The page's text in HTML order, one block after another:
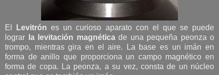
El Levitrón es un curioso aparato con el que se puede
lograr la levitación magnéticade una pequeña peonza o
trompo, mientras gira en el aire. La base es un imán en
forma de anillo que proporciona un campo magnético en
forma de copa. La peonza, a su vez, consta de un núcleo